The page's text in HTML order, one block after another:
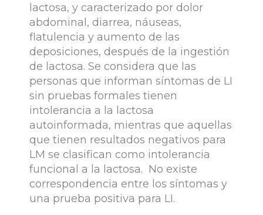
lactosa, y caracterizado por dolor
abdominal, diarrea, náuseas,
flatulencia y aumento de las
deposiciones, después de la ingestión
de lactosa. Se considera que las
personas que informan síntomas de LI
sin pruebas formales tienen
intolerancia a la lactosa
autoinformada, mientras que aquellas
que tienen resultados negativos para
LM se clasifican como intolerancia
funcional a la lactosa. No existe
correspondencia entre los síntomas y
una prueba positiva para LI.